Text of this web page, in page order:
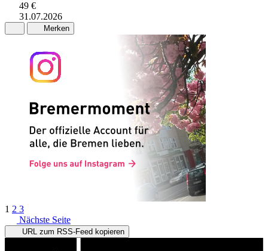
49 €
31.07.2026
Merken
1 2 3
Nächste Seite
URL zum RSS-Feed kopieren